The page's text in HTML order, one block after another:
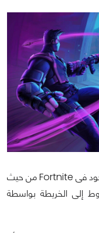
اللعبة أيضا انتهجت نفس الطابع الفنى الموجود فى Fortnite من حيث
إلى الخريطة بواسطة